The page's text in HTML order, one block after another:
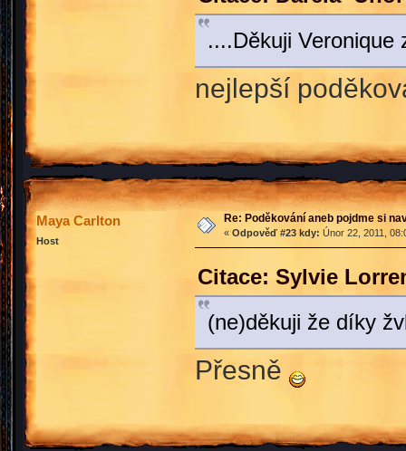
....Děkuji Veronique
nejlepší
Maya Carlton
Host
Re: Poděkování aneb pojdme si
« Odpověď #23 kdy: Únor 22, 2011,
Citace: Sylvie
(ne)děkuji že díky
Přesně